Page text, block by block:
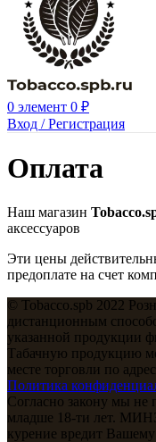
0 элемент 0 ₽
Вход / Регистрация
Оплата
Наш магазин
аксессуаров
Эти цены
предоплате на счет
© Tobacco.spb 2022
дистанционным
указанной продукции
Табачную продукцию
месте торговли по
Политика
Согласно закону мы
младше 18-ти лет.
курение вредит